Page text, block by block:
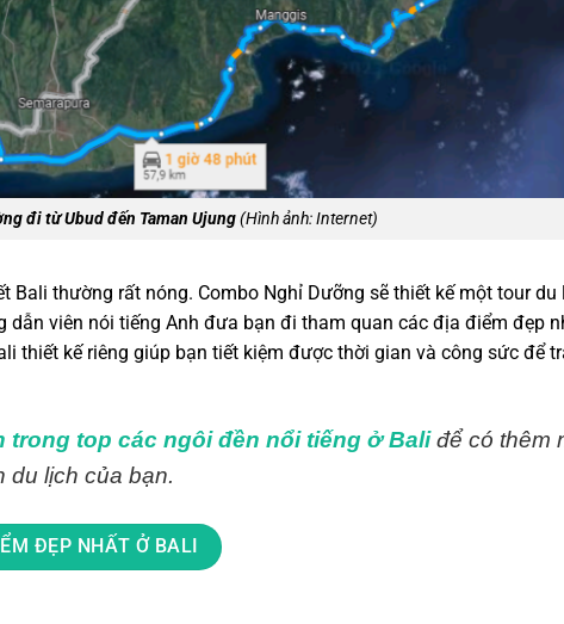
đi từ Ubud đến Taman Ujung(Hình ảnh: Internet)
thường rất nóng. Combo Nghỉ Dưỡng sẽ thiết kế một tour du
dẫn viên nói tiếng Anh đưa bạn đi tham quan các địa điểm đẹp
thiết kế riêng giúp bạn tiết kiệm được thời gian và công sức để
trong top các ngôi đền nổi tiếng ở Baliđể có thêm
du lịch của bạn.
ĐẸP NHẤT Ở BALI